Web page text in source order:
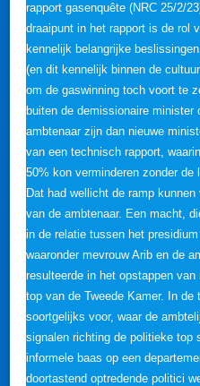
rapport gasenquête (NRC 25/2/
draaipunt in het rapport is de rol
kennelijk belangrijke
(en dit kennelijk binnen de
om de gaswinning toch voort te
buiten de demissionaire
ambtenaar zijn dan nieuwe
van een technisch rapport,
50% kon verminderen zonder
Dat had wellicht de ramp
van de ambtenaar. Een macht,
in de relatie tussen het
waaronder mevrouw Arib en de
resulteerde in het opstappen
top van de Tweede Kamer. In
soortgelijks voor, waar de
signalen richting de politieke top
informele baas op een
doortastend optredende politici